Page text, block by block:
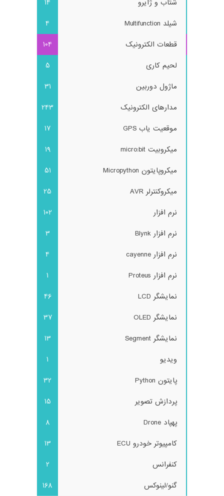
شتاب و ژایرو
14
شیلد Multifunction
4
قطعات الکترونیک
104
لحیم کاری
5
ماژول دوربین
31
مدارهای الکترونیک
243
موقعیت یاب GPS
17
میکروبیت micro:bit
19
میکروپایتون Micropython
51
میکروکنترلر AVR
25
نرم افزار
102
نرم افزار Blynk
3
نرم افزار cayenne
4
نرم افزار Proteus
1
نمایشگر LCD
46
نمایشگر OLED
37
نمایشگر Segment
13
ویدیو
1
پایتون Python
32
پردازش تصویر
15
پهپاد Drone
8
کامپیوتر خودرو ECU
13
کنفرانس
2
گنو/لینوکس
168